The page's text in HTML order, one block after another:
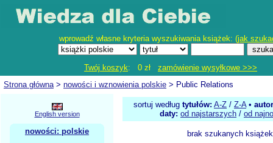
wprowadź własne kryteria wyszukiwania książek: (jak
Twój koszyk: 0 zł zamówienie wysyłkowe >>>
Strona główna> nowości i wznowienia polskie > Public Relations
English version
nowości: polskie
sortuj według tytułów: A-Z / Z-A•
daty: od najstarszych / od
brak szukanych książek